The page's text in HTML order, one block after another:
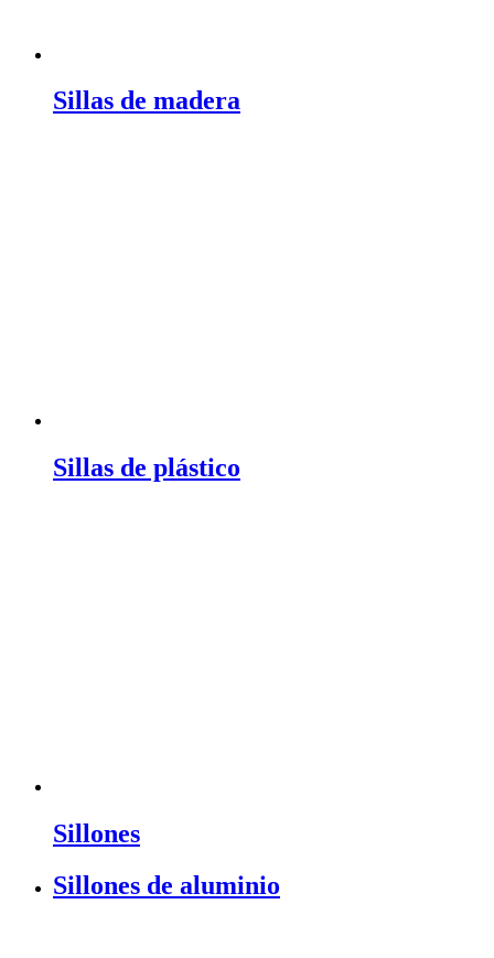
Sillas de madera
Sillas de plástico
Sillones
Sillones de aluminio